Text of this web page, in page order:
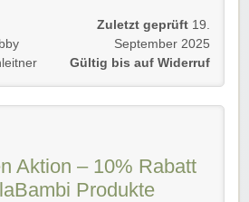
Bestandskunde bis auf Widerruf.
und sparen.
beim Stöbern, Shoppen und
Zuletzt geprüft 19.
September 2025
Gültig bis auf Widerruf
Aktion – 10% Rabatt
Produkte